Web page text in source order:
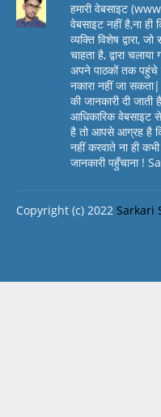
हमारी वेबसाइट
वेबसाइट नहीं है,ना
व्यक्ति विशेष द्वारा,
चाहता है, द्वारा
अपने पाठकों तक पहुंचे
नकारा नहीं जा
की जानकारी दी
आधिकारिक वेबसाइट
है तो आपसे आग्रह है
नहीं करवाते ना ही
जानकारी पहुँचाना !
Copyright (c) 2022 Sarkari